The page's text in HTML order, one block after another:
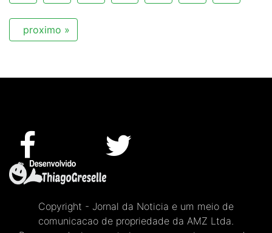
proximo »
Copyright - Jornal da Noticia e um meio de
comunicacao de propriedade da AMZ Ltda.